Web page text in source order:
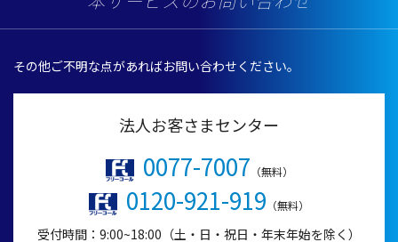
その他ご不明な点があればお問い合わせください。
法人お客さまセンター
0077-7007 （無料）
0120-921-919 （無料）
受付時間：9:00~18:00（土・日・祝日・年末年始を除く）